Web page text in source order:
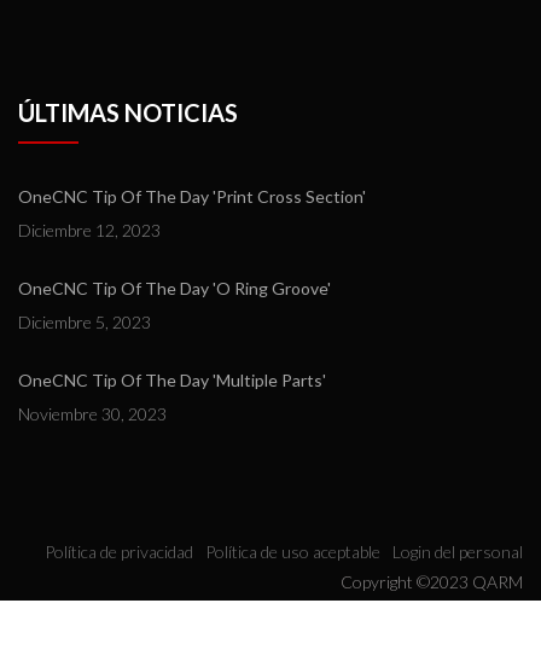
ÚLTIMAS NOTICIAS
OneCNC Tip Of The Day 'Print Cross Section'
Diciembre 12, 2023
OneCNC Tip Of The Day 'O Ring Groove'
Diciembre 5, 2023
OneCNC Tip Of The Day 'Multiple Parts'
Noviembre 30, 2023
Política de privacidad Política de uso aceptable
Login del personal
Copyright ©2023 QARM